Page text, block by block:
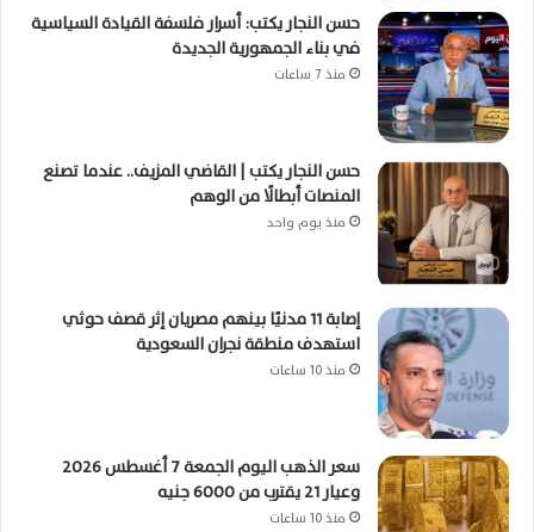
حسن النجار يكتب: أسرار فلسفة القيادة السياسية
في بناء الجمهورية الجديدة
منذ 7 ساعات
حسن النجار يكتب | القاضي المزيف.. عندما تصنع
المنصات أبطالًا من الوهم
منذ يوم واحد
إصابة 11 مدنيًا بينهم مصريان إثر قصف حوثي
استهدف منطقة نجران السعودية
منذ 10 ساعات
سعر الذهب اليوم الجمعة 7 أغسطس 2026
وعيار 21 يقترب من 6000 جنيه
منذ 10 ساعات